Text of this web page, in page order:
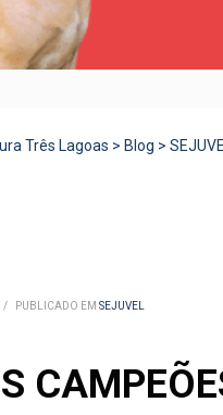
Três Lagoas > Blog >
/ PUBLICADO EM SEJUVEL